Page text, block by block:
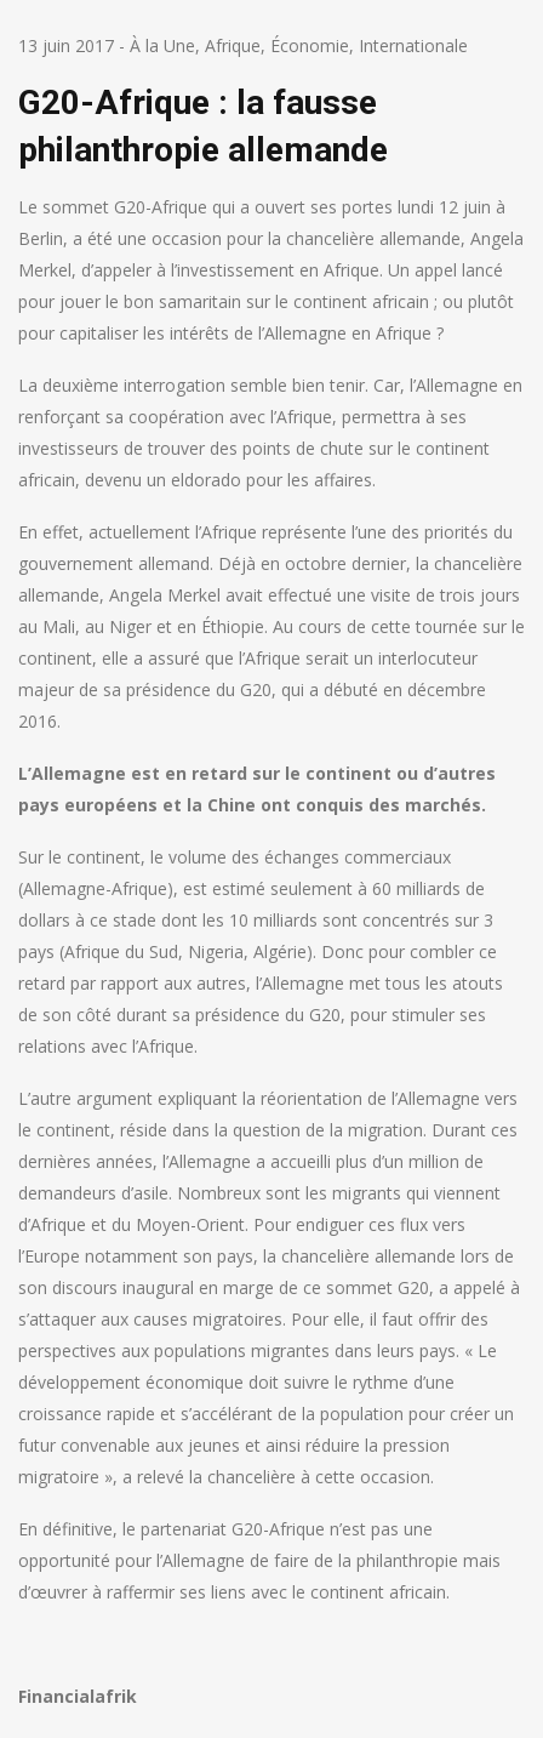
13 juin 2017 - À la Une, Afrique, Économie, Internationale
G20-Afrique : la fausse
philanthropie allemande
Le sommet G20-Afrique qui a ouvert ses portes lundi 12 juin à
Berlin, a été une occasion pour la chancelière allemande, Angela
Merkel, d’appeler à l’investissement en Afrique. Un appel lancé
pour jouer le bon samaritain sur le continent africain ; ou plutôt
pour capitaliser les intérêts de l’Allemagne en Afrique ?
La deuxième interrogation semble bien tenir. Car, l’Allemagne en
renforçant sa coopération avec l’Afrique, permettra à ses
investisseurs de trouver des points de chute sur le continent
africain, devenu un eldorado pour les affaires.
En effet, actuellement l’Afrique représente l’une des priorités du
gouvernement allemand. Déjà en octobre dernier, la chancelière
allemande, Angela Merkel avait effectué une visite de trois jours
au Mali, au Niger et en Éthiopie. Au cours de cette tournée sur le
continent, elle a assuré que l’Afrique serait un interlocuteur
majeur de sa présidence du G20, qui a débuté en décembre
2016.
L’Allemagne est en retard sur le continent ou d’autres
pays européens et la Chine ont conquis des marchés.
Sur le continent, le volume des échanges commerciaux
(Allemagne-Afrique), est estimé seulement à 60 milliards de
dollars à ce stade dont les 10 milliards sont concentrés sur 3
pays (Afrique du Sud, Nigeria, Algérie). Donc pour combler ce
retard par rapport aux autres, l’Allemagne met tous les atouts
de son côté durant sa présidence du G20, pour stimuler ses
relations avec l’Afrique.
L’autre argument expliquant la réorientation de l’Allemagne vers
le continent, réside dans la question de la migration. Durant ces
dernières années, l’Allemagne a accueilli plus d’un million de
demandeurs d’asile. Nombreux sont les migrants qui viennent
d’Afrique et du Moyen-Orient. Pour endiguer ces flux vers
l’Europe notamment son pays, la chancelière allemande lors de
son discours inaugural en marge de ce sommet G20, a appelé à
s’attaquer aux causes migratoires. Pour elle, il faut offrir des
perspectives aux populations migrantes dans leurs pays. « Le
développement économique doit suivre le rythme d’une
croissance rapide et s’accélérant de la population pour créer un
futur convenable aux jeunes et ainsi réduire la pression
migratoire », a relevé la chancelière à cette occasion.
En définitive, le partenariat G20-Afrique n’est pas une
opportunité pour l’Allemagne de faire de la philanthropie mais
d’œuvrer à raffermir ses liens avec le continent africain.
Financialafrik